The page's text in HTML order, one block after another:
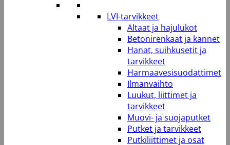
LVI-tarvikkeet
Altaat ja hajulukot
Betonirenkaat ja kannet
Hanat, suihkusetit ja
tarvikkeet
Harmaavesisuodattimet
Ilmanvaihto
Luukut, liittimet ja
tarvikkeet
Muovi- ja suojaputket
Putket ja tarvikkeet
Putkiliittimet ja osat